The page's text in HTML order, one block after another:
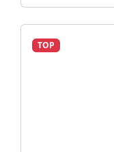
TOP